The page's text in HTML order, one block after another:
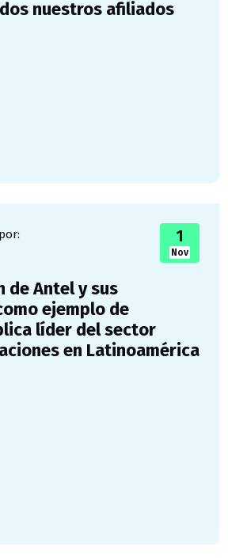
nuestros afiliados
1
Nov
de Antel y sus
ejemplo de
líder del sector
en Latinoamérica